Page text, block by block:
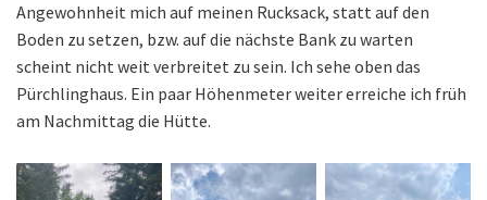
Angewohnheit mich auf meinen Rucksack, statt auf den
Boden zu setzen, bzw. auf die nächste Bank zu warten
scheint nicht weit verbreitet zu sein. Ich sehe oben das
Pürchlinghaus. Ein paar Höhenmeter weiter erreiche ich früh
am Nachmittag die Hütte.